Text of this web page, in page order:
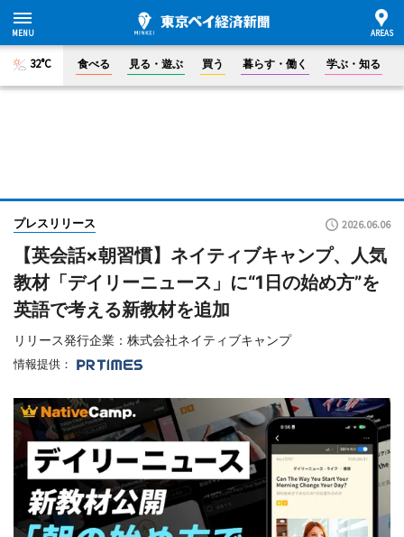
32°C 食べる 見る・遊ぶ 買う 暮らす・働く 学ぶ・知る
プレスリリース 2026.06.06
【英会話×朝習慣】ネイティブキャンプ、人気
教材「デイリーニュース」に“1日の始め方”を
英語で考える新教材を追加
リリース発行企業：株式会社ネイティブキャンプ
情報提供：